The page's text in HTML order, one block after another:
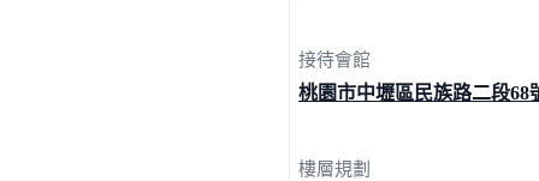
接待會館
桃園市中壢區民族路二段68
樓層規劃